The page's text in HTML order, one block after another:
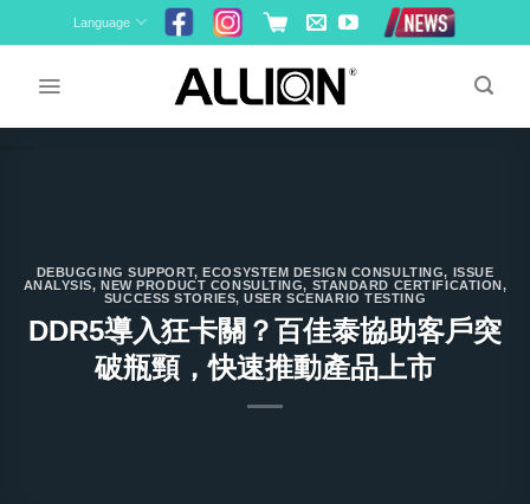
to
Language
DEBUGGING SUPPORT,ECOSYSTEM DESIGN CONSULTING, ISSUE
ANALYSIS,NEW PRODUCT CONSULTING, STANDARD CERTIFICATION,
SUCCESS STORIES,USER SCENARIO TESTING
DDR5導入狂卡關？百佳泰協助客戶突
破瓶頸，快速推動產品上市